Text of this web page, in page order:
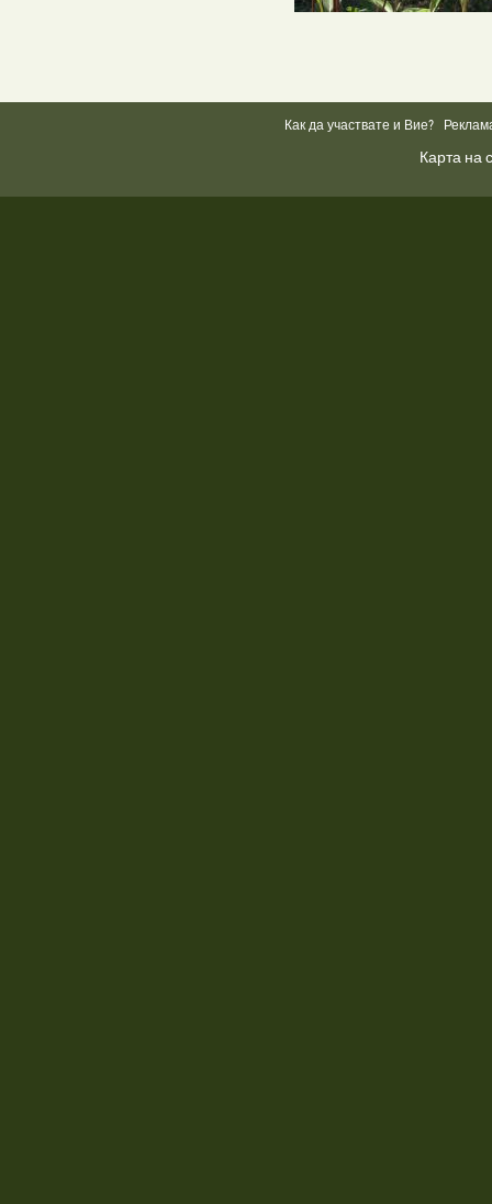
Как да участвате и Вие?
Карта на